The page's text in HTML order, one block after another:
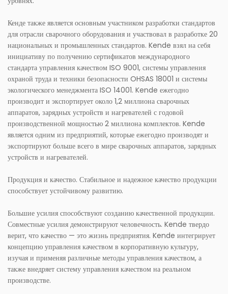
Кенде также является основным участником разработки стандартов
для отрасли сварочного оборудования и участвовал в разработке 20
национальных и промышленных стандартов. Kende взял на себя
инициативу по получению сертификатов международного
стандарта управления качеством ISO 9001, системы управления
охраной труда и техники безопасности OHSAS 18001 и системы
экологического менеджмента ISO 14001. Kende ежегодно
производит и экспортирует около 1,2 миллиона сварочных
аппаратов, зарядных устройств и нагревателей с годовой
производственной мощностью 2 миллиона комплектов. Kende
является одним из предприятий, которые ежегодно производят и
экспортируют больше всего в мире сварочных аппаратов, зарядных
устройств и нагревателей.
Продукция и качество. Стабильное и надежное качество продукции
способствует устойчивому развитию.
Большие усилия способствуют созданию качественной продукции.
Совместные усилия демонстрируют человечность. Kende твердо
верит, что качество — это жизнь предприятия. Kende интегрирует
концепцию управления качеством в корпоративную культуру,
изучая и применяя различные методы управления качеством, а
также внедряет систему управления качеством на реальном
производстве.